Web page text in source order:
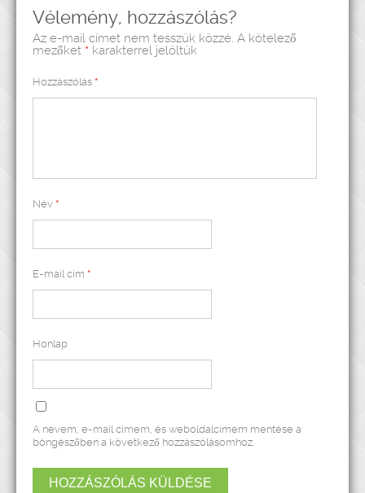
Vélemény, hozzászólás?
Az e-mail címet nem tesszük közzé. A kötelező
mezőket * karakterrel jelöltük
Hozzászólás *
Név *
E-mail cím *
Honlap
A nevem, e-mail címem, és weboldalcímem mentése a
böngészőben a következő hozzászólásomhoz.